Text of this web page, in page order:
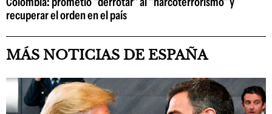
recuperar el orden en el país
MÁS NOTICIAS DE ESPAÑA